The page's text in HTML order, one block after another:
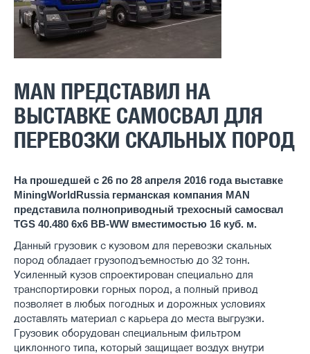
MAN ПРЕДСТАВИЛ НА
ВЫСТАВКЕ САМОСВАЛ ДЛЯ
ПЕРЕВОЗКИ СКАЛЬНЫХ ПОРОД
На прошедшей с 26 по 28 апреля 2016 года выставке
MiningWorldRussia германская компания MAN
представила полноприводный трехосный самосвал
TGS 40.480 6х6 BB-WW вместимостью 16 куб. м.
Данный грузовик с кузовом для перевозки скальных
пород обладает грузоподъемностью до 32 тонн.
Усиленный кузов спроектирован специально для
транспортировки горных пород, а полный привод
позволяет в любых погодных и дорожных условиях
доставлять материал с карьера до места выгрузки.
Грузовик оборудован специальным фильтром
циклонного типа, который защищает воздух внутри